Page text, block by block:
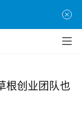
根创业团队也